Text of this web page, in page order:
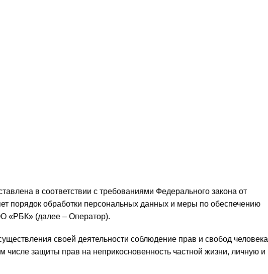
в соответствии с требованиями Федерального закона от
порядок обработки персональных данных и меры по обеспечению
«РБК» (далее – Оператор).
своей деятельности соблюдение прав и свобод человека
числе защиты прав на неприкосновенность частной жизни, личную и